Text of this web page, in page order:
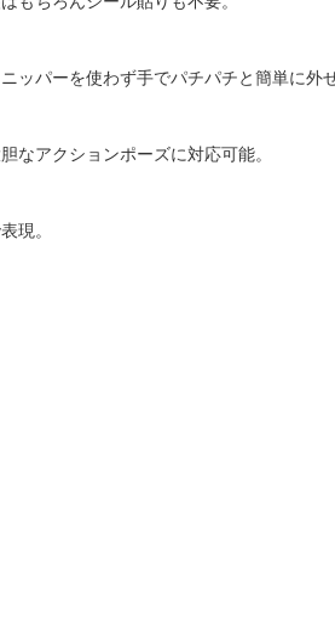
パーを使わず手でパチパチと簡単に外
なアクションポーズに対応可能。
現。